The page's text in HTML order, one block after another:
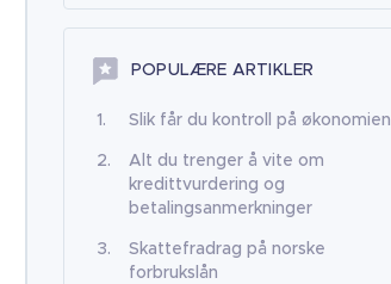
POPULÆRE ARTIKLER
Slik får du kontroll på økonomien
Alt du trenger å vite om
kredittvurdering og
betalingsanmerkninger
Skattefradrag på norske
forbrukslån